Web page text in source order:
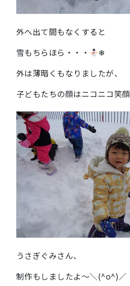
外へ出て間もなくすると
雪もちらほら・・・
❄
外は薄暗くもなりましたが、
子どもたちの顔はニコニコ笑
うさぎぐみさん、
制作もしましたよ～＼(^o^)／